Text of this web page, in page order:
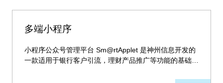
多端小程序
小程序公众号管理平台 Sm@rtApplet 是神州信息开发的
一款适用于银行客户引流，理财产品推广等功能的基础平